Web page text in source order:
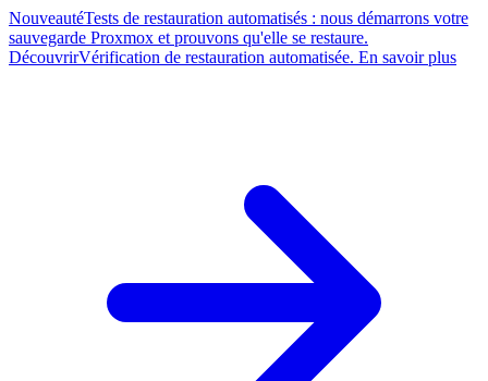
NouveautéTests de restauration automatisés : nous démarrons votre
sauvegarde Proxmox et prouvons qu'elle se restaure.
DécouvrirVérification de restauration automatisée. En savoir plus